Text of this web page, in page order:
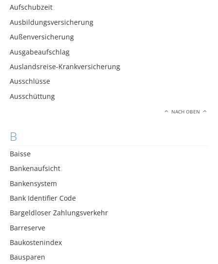
Aufschubzeit
Ausbildungsversicherung
Außenversicherung
Ausgabeaufschlag
Auslandsreise-Krankversicherung
Ausschlüsse
Ausschüttung
NACH OBEN
B
Baisse
Bankenaufsicht
Bankensystem
Bank Identifier Code
Bargeldloser Zahlungsverkehr
Barreserve
Baukostenindex
Bausparen